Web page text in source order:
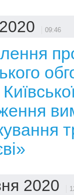
09:46
2020